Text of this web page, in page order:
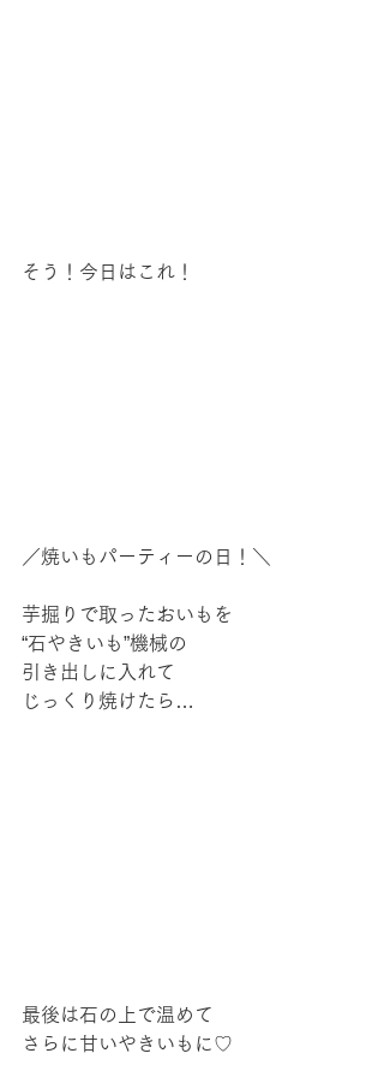
そう！今日はこれ！
／焼いもパーティーの日！＼
芋掘りで取ったおいもを
“石やきいも”機械の
引き出しに入れて
じっくり焼けたら…
最後は石の上で温めて
さらに甘いやきいもに♡